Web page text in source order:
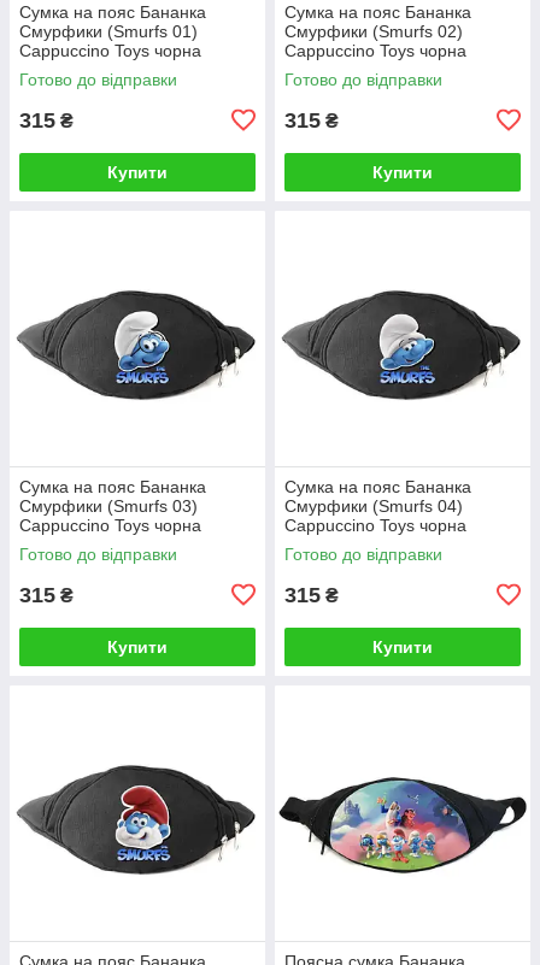
Сумка на пояс Бананка
Смурфики (Smurfs 01)
Cappuccino Toys чорна
Готово до відправки
315 ₴
Купити
Сумка на пояс Бананка
Смурфики (Smurfs 02)
Cappuccino Toys чорна
Готово до відправки
315 ₴
Купити
Сумка на пояс Бананка
Смурфики (Smurfs 03)
Cappuccino Toys чорна
Готово до відправки
315 ₴
Купити
Сумка на пояс Бананка
Смурфики (Smurfs 04)
Cappuccino Toys чорна
Готово до відправки
315 ₴
Купити
Сумка на пояс Бананка
Поясна сумка Бананка